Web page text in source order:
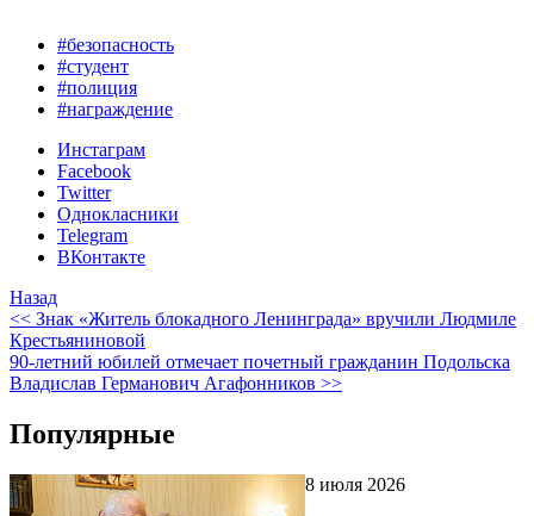
#безопасность
#студент
#полиция
#награждение
Инстаграм
Facebook
Twitter
Однокласники
Telegram
ВКонтакте
Назад
<< Знак «Житель блокадного Ленинграда» вручили Людмиле
Крестьяниновой
90-летний юбилей отмечает почетный гражданин Подольска
Владислав Германович Агафонников >>
Популярные
8 июля 2026